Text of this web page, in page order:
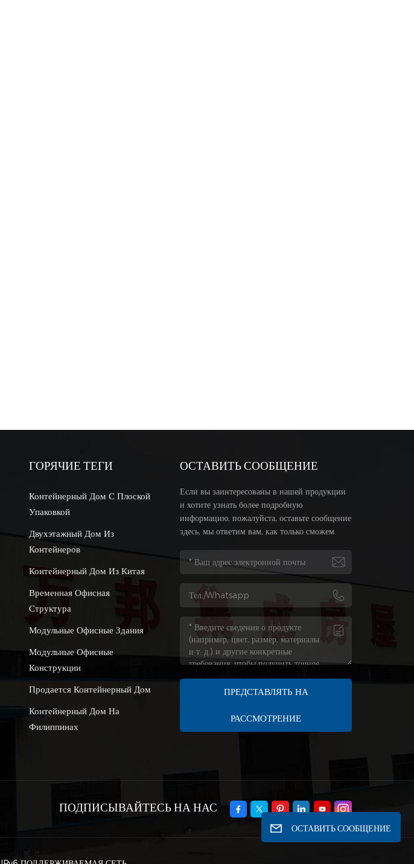
ГОРЯЧИЕ ТЕГИ
Контейнерный Дом С Плоской
Упаковкой
Двухэтажный Дом Из
Контейнеров
Контейнерный Дом Из Китая
Временная Офисная
Структура
Модульные Офисные Здания
Модульные Офисные
Конструкции
Продается Контейнерный Дом
Контейнерный Дом На
Филиппинах
ОСТАВИТЬ СООБЩЕНИЕ
Если вы заинтересованы в нашей продукции
и хотите узнать более подробную
информацию, пожалуйста, оставьте сообщение
здесь, мы ответим вам, как только сможем.
ПРЕДСТАВЛЯТЬ НА
РАССМОТРЕНИЕ
ПОДПИСЫВАЙТЕСЬ НА НАС
ОСТАВИТЬ СООБЩЕНИЕ